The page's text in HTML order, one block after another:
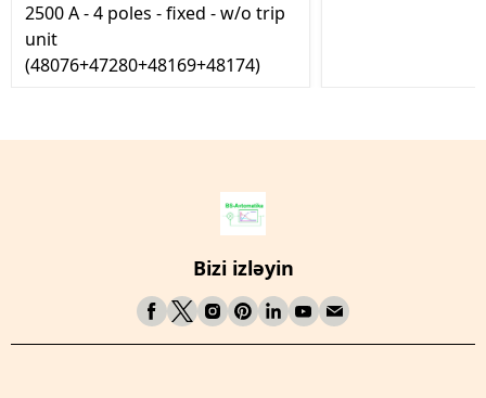
2500 A - 4 poles - fixed - w/o trip
unit
(48076+47280+48169+48174)
Bizi izləyin